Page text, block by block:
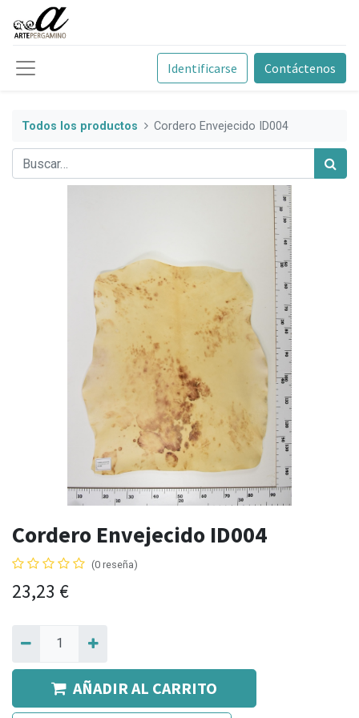
Identificarse Contáctenos
Todos los productos Cordero Envejecido ID004
Cordero Envejecido ID004
(0 reseña)
23,23 €
AÑADIR AL CARRITO